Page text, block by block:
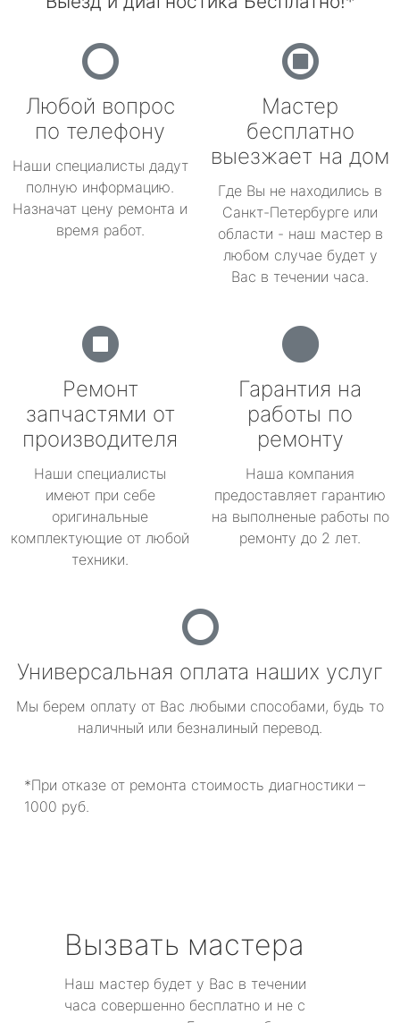
Любой вопрос
по телефону
Наши специалисты дадут
полную информацию.
Назначат цену ремонта и
время работ.
Мастер
бесплатно
выезжает на дом
Где Вы не находились в
Санкт-Петербурге или
области - наш мастер в
любом случае будет у
Вас в течении часа.
Ремонт
запчастями от
производителя
Наши специалисты
имеют при себе
оригинальные
комплектующие от любой
техники.
Гарантия на
работы по
ремонту
Наша компания
предоставляет гарантию
на выполненые работы по
ремонту до 2 лет.
Универсальная оплата наших услуг
Мы берем оплату от Вас любыми способами, будь то
наличный или безналиный перевод.
*При отказе от ремонта стоимость диагностики –
1000 руб.
Вызвать мастера
Наш мастер будет у Вас в течении
часа совершенно бесплатно и не с